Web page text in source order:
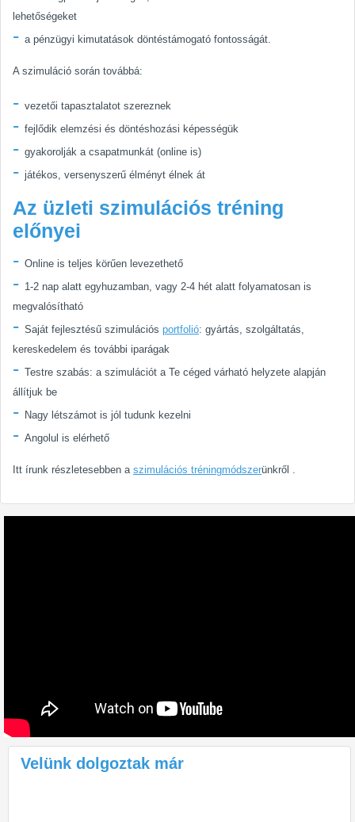
lehetőségeket
a pénzügyi kimutatások döntéstámogató fontosságát.
A szimuláció során továbbá:
vezetői tapasztalatot szereznek
fejlődik elemzési és döntéshozási képességük
gyakorolják a csapatmunkát (online is)
játékos, versenyszerű élményt élnek át
Az üzleti szimulációs tréning
előnyei
Online is teljes körűen levezethető
1-2 nap alatt egyhuzamban, vagy 2-4 hét alatt folyamatosan is
megvalósítható
Saját fejlesztésű szimulációs portfolió: gyártás, szolgáltatás,
kereskedelem és további iparágak
Testre szabás: a szimulációt a Te céged várható helyzete alapján
állítjuk be
Nagy létszámot is jól tudunk kezelni
Angolul is elérhető
Itt írunk részletesebben a szimulációs tréningmódszerünkről .
Velünk dolgoztak már